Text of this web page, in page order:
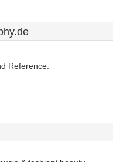
Reference.